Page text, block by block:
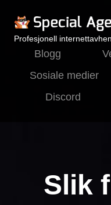
Profesjonell
Blogg
Sosiale medier
Discord
Slik